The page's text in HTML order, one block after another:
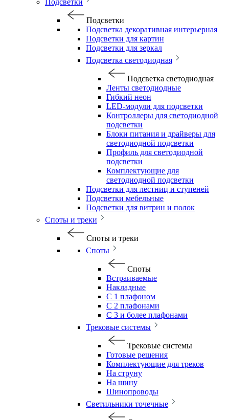
Подсветки
Подсветки
Подсветка декоративная интерьерная
Подсветки для картин
Подсветки для зеркал
Подсветка светодиодная
Подсветка светодиодная
Ленты светодиодные
Гибкий неон
LED-модули для подсветки
Контроллеры для светодиодной
подсветки
Блоки питания и драйверы для
светодиодной подсветки
Профиль для светодиодной
подсветки
Комплектующие для
светодиодной подсветки
Подсветки для лестниц и ступеней
Подсветки мебельные
Подсветки для витрин и полок
Споты и треки
Споты и треки
Споты
Споты
Встраиваемые
Накладные
С 1 плафоном
С 2 плафонами
С 3 и более плафонами
Трековые системы
Трековые системы
Готовые решения
Комплектующие для треков
На струну
На шину
Шинопроводы
Светильники точечные